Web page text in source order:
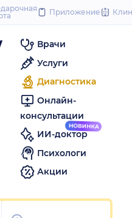
to
Приложение
Врачи
Услуги
Диагностика
Онлайн-
консультации
ИИ-доктор
Психологи
Акции